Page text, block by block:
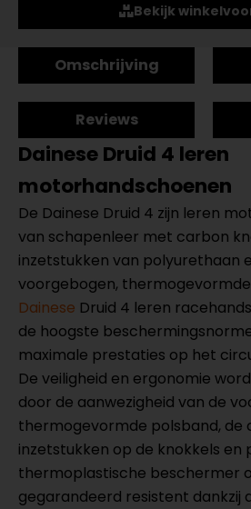
Bekijk
Omschrijving
Reviews
Dainese Druid 4 leren
motorhandschoenen
De Dainese Druid 4 zijn leren
van schapenleer met carbon
inzetstukken van polyurethaan
voorgebogen,
Dainese Druid 4 leren
de hoogste
maximale prestaties op het
De veiligheid en ergonomie
door de aanwezigheid van de
thermogevormde polsband, de
inzetstukken op de knokkels en
thermoplastische beschermer
gegarandeerd resistent dankzij